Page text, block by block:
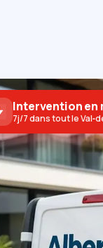
Intervention en
7j/7 dans tout le